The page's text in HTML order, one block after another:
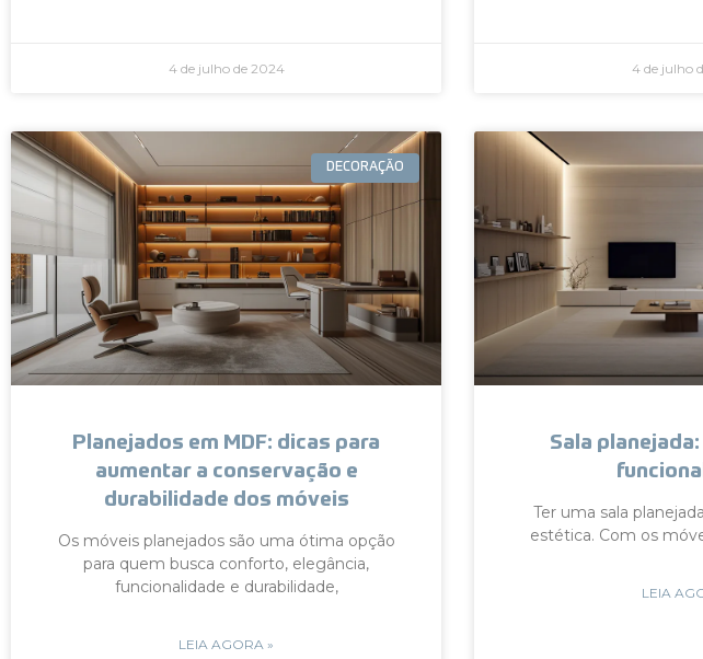
4 de julho de 2024 4 de julho
DECORAÇÃO
Planejados em MDF: dicas para
aumentar a conservação e
durabilidade dos móveis
Os móveis planejados são uma ótima opção
para quem busca conforto, elegância,
funcionalidade e durabilidade,
LEIA AGORA »
Sala
Ter uma sala
estética. Com os
LEIA